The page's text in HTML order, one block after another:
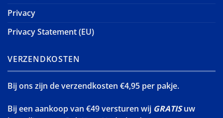
Privacy
Privacy Statement (EU)
VERZENDKOSTEN
Bij ons zijn de verzendkosten €4,95 per pakje.
Bij een aankoop van €49 versturen wij GRATISuw